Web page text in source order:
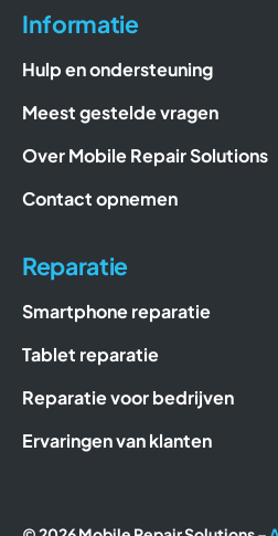
Informatie
Hulp en ondersteuning
Meest gestelde vragen
Over Mobile Repair Solutions
Contact opnemen
Reparatie
Smartphone reparatie
Tablet reparatie
Reparatie voor bedrijven
Ervaringen van klanten